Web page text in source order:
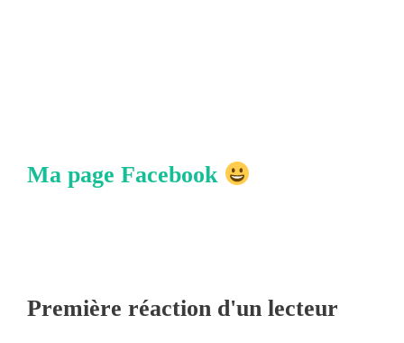
Ma page Facebook
Première réaction d'un lecteur